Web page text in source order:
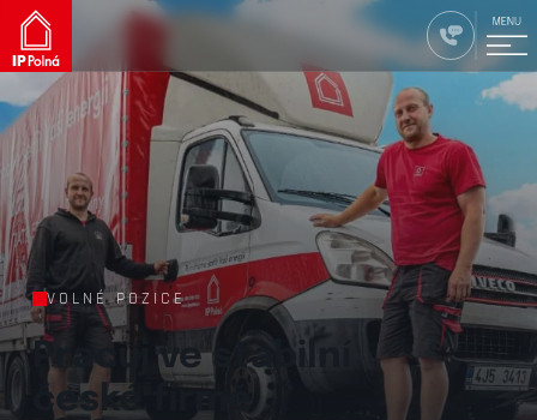
VOLNÉ POZICE
Pracuj ve stabilní
české firmě